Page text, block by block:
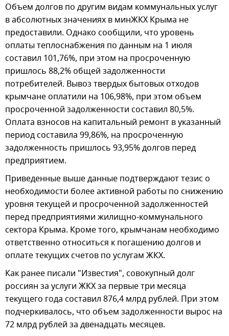
Объем долгов по другим видам коммунальных услуг
в абсолютных значениях в минЖКХ Крыма не
предоставили. Однако сообщили, что уровень
оплаты теплоснабжения по данным на 1 июля
составил 101,76%, при этом на просроченную
пришлось 88,2% общей задолженности
потребителей. Вывоз твердых бытовых отходов
крымчане оплатили на 106,98%, при этом объем
просроченной задолженности составил 80,5%.
Оплата взносов на капитальный ремонт в указанный
период составила 99,86%, на просроченную
задолженность пришлось 93,95% долгов перед
предприятием.
Приведенные выше данные подтверждают тезис о
необходимости более активной работы по снижению
уровня текущей и просроченной задолженностей
перед предприятиями жилищно-коммунального
сектора Крыма. Кроме того, крымчанам необходимо
ответственно относиться к погашению долгов и
оплате текущих счетов по услугам ЖКХ.
Как ранее писали "Известия", совокупный долг
россиян за услуги ЖКХ за первые три месяца
текущего года составил 876,4 млрд рублей. При этом
подчеркивалось, что объем задолженности вырос на
72 млрд рублей за двенадцать месяцев.